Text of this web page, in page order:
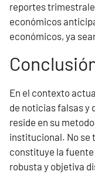
reportes
económicos
económicos, ya
En el contexto
de noticias falsas y
reside en su
institucional. No se
constituye la
robusta y objetiva